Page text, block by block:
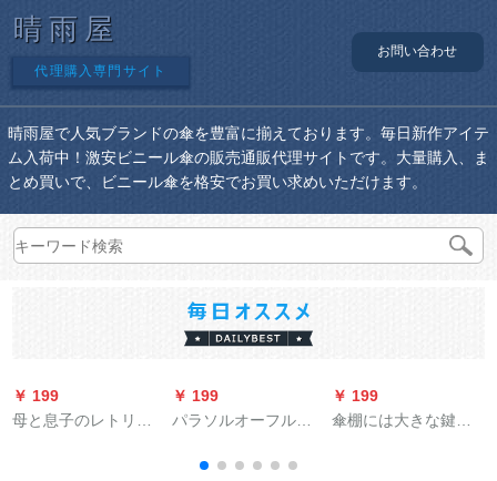
晴雨屋
代理購入専門サイト
お問い合わせ
晴雨屋で人気ブランドの傘を豊富に揃えております。毎日新作アイテ
ム入荷中！激安ビニール傘の販売通販代理サイトです。大量購入、ま
とめ買いで、ビニール傘を格安でお買い求めいただけます。
￥ 199
母と息子のレトリを
￥ 199
パラソルオーフル旗
傘純色シプロ晴雨兼
￥ 199
傘棚には大きな鍵が